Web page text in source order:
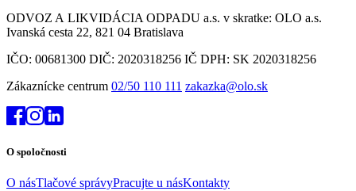
ODVOZ A LIKVIDÁCIA ODPADU a.s. v skratke: OLO a.s.
Ivanská cesta 22, 821 04 Bratislava
IČO: 00681300 DIČ: 2020318256 IČ DPH: SK 2020318256
Zákaznícke centrum 02/50 110 111 zakazka@olo.sk
O spoločnosti
O násTlačové správyPracujte u násKontakty